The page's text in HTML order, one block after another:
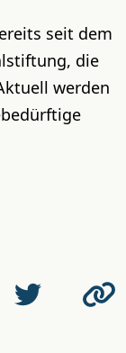
seit dem
die
werden